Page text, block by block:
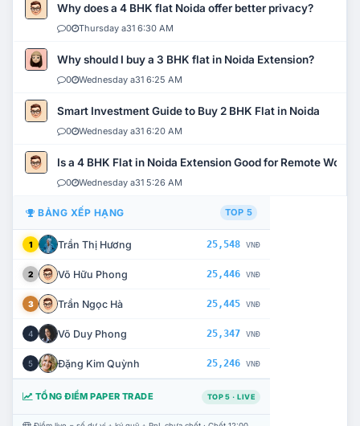
Why does a 4 BHK flat Noida offer better privacy?
0 Thursday a31 6:30 AM
Why should I buy a 3 BHK flat in Noida Extension?
0 Wednesday a31 6:25 AM
Smart Investment Guide to Buy 2 BHK Flat in Noida
0 Wednesday a31 6:20 AM
Is a 4 BHK Flat in Noida Extension Good for Remote Work?
0 Wednesday a31 5:26 AM
BẢNG XẾP HẠNG TOP 5
1 Trần Thị Hương 25,548 VNĐ
2 Võ Hữu Phong 25,446 VNĐ
3 Trần Ngọc Hà 25,445 VNĐ
4 Võ Duy Phong 25,347 VNĐ
5 Đặng Kim Quỳnh 25,246 VNĐ
TỔNG ĐIỂM PAPER TRADE TOP 5 · LIVE